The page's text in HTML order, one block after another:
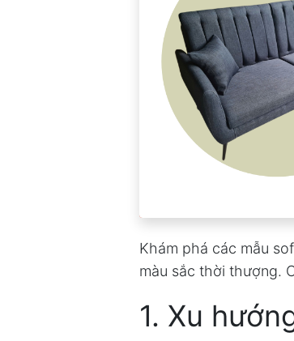
Khám phá các mẫu
màu sắc thời thượng.
1. Xu